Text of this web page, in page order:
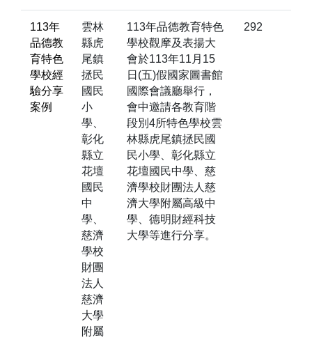
113年
品德教
育特色
學校經
驗分享
案例
雲林
縣虎
尾鎮
拯民
國民
小
學、
彰化
縣立
花壇
國民
中
學、
慈濟
學校
財團
法人
慈濟
大學
附屬
113年品德教育特色
學校觀摩及表揚大
會於113年11月15
日(五)假國家圖書館
國際會議廳舉行，
會中邀請各教育階
段別4所特色學校雲
林縣虎尾鎮拯民國
民小學、彰化縣立
花壇國民中學、慈
濟學校財團法人慈
濟大學附屬高級中
學、德明財經科技
大學等進行分享。
292